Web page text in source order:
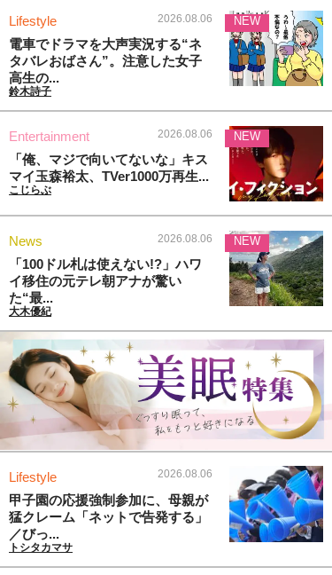
Lifestyle 2026.08.06
電車でドラマを大声実況する“ネ
タバレおばさん”。注意した女子
高生の...
鈴木詩子
NEW
Entertainment 2026.08.06
「俺、マジで向いてないな」キス
マイ玉森裕太、TVer1000万再生...
こじらぶ
NEW
News 2026.08.06
「100ドル札は使えない!?」ハワ
イ移住の元テレ朝アナが驚い
た“最...
大木優紀
NEW
Lifestyle 2026.08.06
甲子園の応援強制参加に、母親が
猛クレーム「ネットで告発する」
／びっ...
トシタカマサ